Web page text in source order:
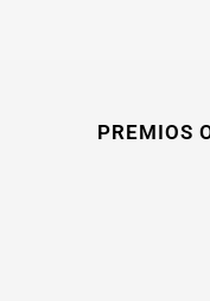
PREMIOS